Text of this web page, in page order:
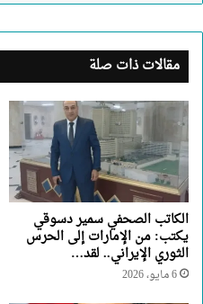
مقالات ذات صلة
الكاتب الصحفي سمير دسوقي
يكتب: من الإمارات إلى الحرس
الثوري الإيراني.. لقد…
6 مايو، 2026